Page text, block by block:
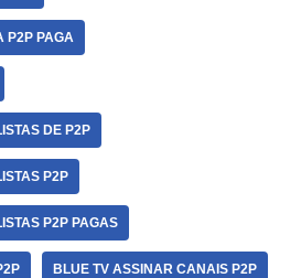
P2P PAGA
DE P2P
P2P
P2P PAGAS
BLUE TV ASSINAR CANAIS P2P